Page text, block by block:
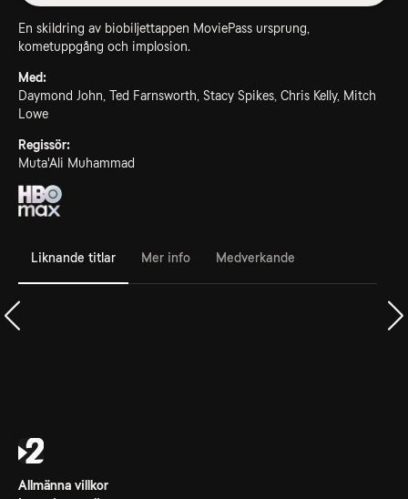
En skildring av biobiljettappen MoviePass ursprung,
kometuppgång och implosion.
Med:
Daymond John, Ted Farnsworth, Stacy Spikes, Chris Kelly, Mitch
Lowe
Regissör:
Muta'Ali Muhammad
Liknande titlar Mer info Medverkande
Allmänna villkor